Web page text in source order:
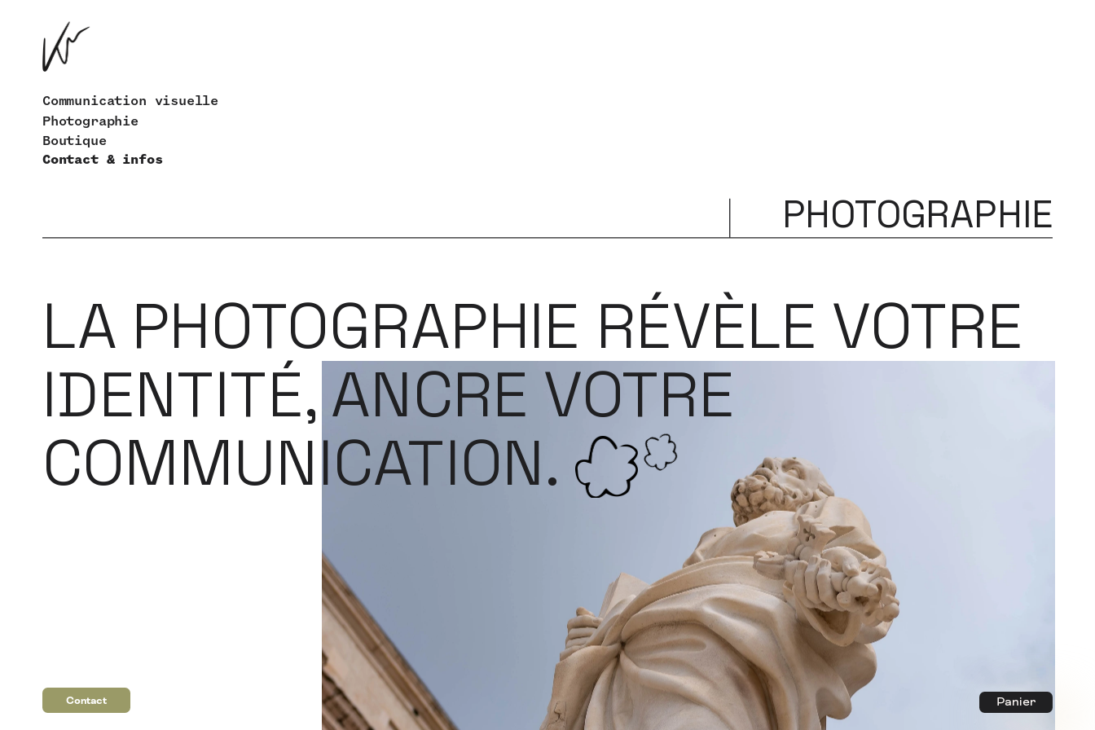
LA PHOTOGRAPHIE RÉVÈLE VOTRE
IDENTITÉ, ANCRE VOTRE
COMMUNICATION.
Communication visuelle
Photographie
Boutique
Contact & infos
PHOTOGRAPHIE
Panier